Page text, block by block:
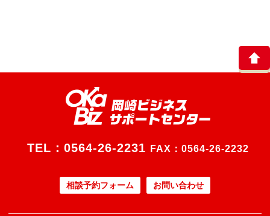
TEL： 0564-26-2231 FAX：0564-26-2232
相談予約フォーム お問い合わせ